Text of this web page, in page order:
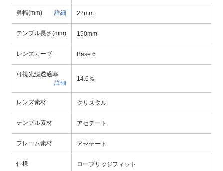
鼻幅(mm) 詳細 22mm
テンプル長さ(mm) 150mm
レンズカーブ Base 6
可視光線透過率
詳細
14.6％
レンズ素材 クリスタル
テンプル素材 アセテート
フレーム素材 アセテート
仕様 ローブリッジフィット